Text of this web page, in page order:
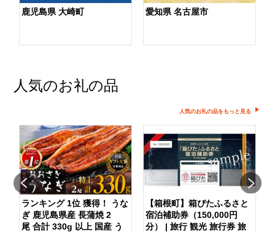
鹿児島県 大崎町 愛知県 名古屋市
人気のお礼の品
人気のお礼の品をもっと見る
ランキング 1位 獲得！ うな
ぎ 鹿児島県産 長蒲焼 2
尾 合計 330g 以上 国産 う
【箱根町】箱ぴたふるさと
宿泊補助券（150,000円
分） | 旅行 観光 旅行券 旅